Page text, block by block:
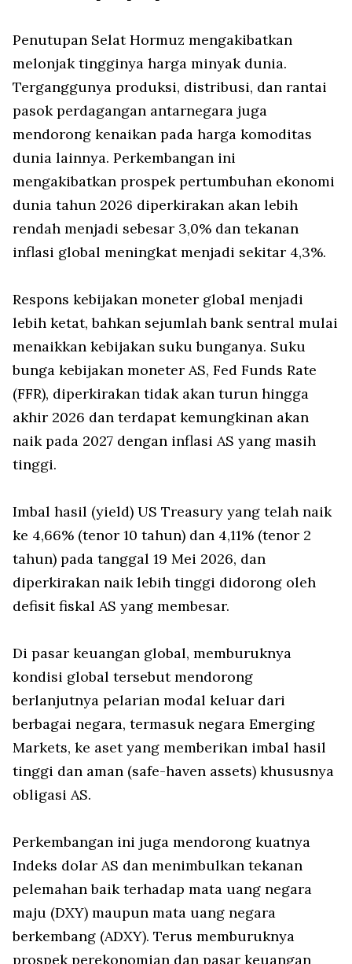
Penutupan Selat Hormuz mengakibatkan
melonjak tingginya harga minyak dunia.
Terganggunya produksi, distribusi, dan rantai
pasok perdagangan antarnegara juga
mendorong kenaikan pada harga komoditas
dunia lainnya. Perkembangan ini
mengakibatkan prospek pertumbuhan ekonomi
dunia tahun 2026 diperkirakan akan lebih
rendah menjadi sebesar 3,0% dan tekanan
inflasi global meningkat menjadi sekitar 4,3%.
Respons kebijakan moneter global menjadi
lebih ketat, bahkan sejumlah bank sentral mulai
menaikkan kebijakan suku bunganya. Suku
bunga kebijakan moneter AS, Fed Funds Rate
(FFR), diperkirakan tidak akan turun hingga
akhir 2026 dan terdapat kemungkinan akan
naik pada 2027 dengan inflasi AS yang masih
tinggi.
Imbal hasil (yield) US Treasury yang telah naik
ke 4,66% (tenor 10 tahun) dan 4,11% (tenor 2
tahun) pada tanggal 19 Mei 2026, dan
diperkirakan naik lebih tinggi didorong oleh
defisit fiskal AS yang membesar.
Di pasar keuangan global, memburuknya
kondisi global tersebut mendorong
berlanjutnya pelarian modal keluar dari
berbagai negara, termasuk negara Emerging
Markets, ke aset yang memberikan imbal hasil
tinggi dan aman (safe-haven assets) khususnya
obligasi AS.
Perkembangan ini juga mendorong kuatnya
Indeks dolar AS dan menimbulkan tekanan
pelemahan baik terhadap mata uang negara
maju (DXY) maupun mata uang negara
berkembang (ADXY). Terus memburuknya
prospek perekonomian dan pasar keuangan